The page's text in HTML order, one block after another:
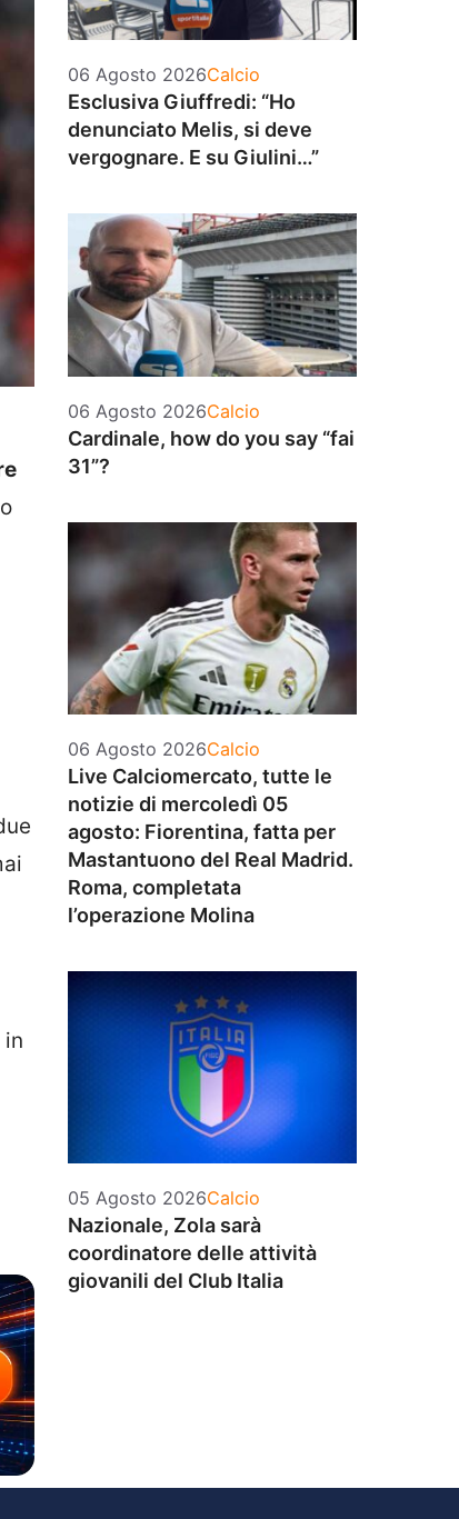
in
06 Agosto 2026Categorie
Calcio
Esclusiva Giuffredi: “Ho
denunciato Melis, si deve
vergognare. E su Giulini…”
06 Agosto 2026Categorie
Calcio
Cardinale, how do you say “fai
31”?
06 Agosto 2026Categorie
Calcio
Live Calciomercato, tutte le
notizie di mercoledì 05
agosto: Fiorentina, fatta per
Mastantuono del Real Madrid.
Roma, completata
l’operazione Molina
05 Agosto 2026Categorie
Calcio
Nazionale, Zola sarà
coordinatore delle attività
giovanili del Club Italia